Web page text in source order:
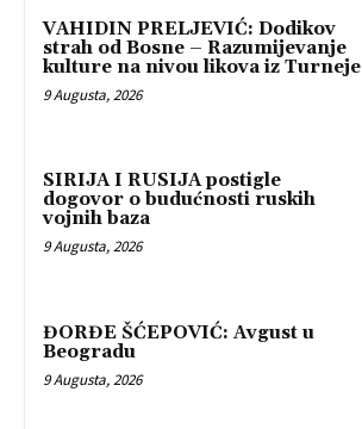
VAHIDIN PRELJEVIĆ: Dodikov
strah od Bosne – Razumijevanje
kulture na nivou likova iz Turneje
9 Augusta, 2026
SIRIJA I RUSIJA postigle
dogovor o budućnosti ruskih
vojnih baza
9 Augusta, 2026
ĐORĐE ŠĆEPOVIĆ: Avgust u
Beogradu
9 Augusta, 2026